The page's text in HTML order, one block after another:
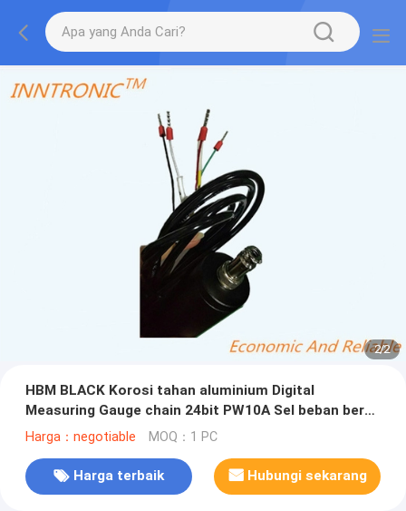
2/2
HBM BLACK Korosi tahan aluminium Digital
Measuring Gauge chain 24bit PW10A Sel beban berat
Indikator Controller RS485 4-20mA IP65
Harga：negotiable MOQ：1 PC
Harga terbaik Hubungi sekarang